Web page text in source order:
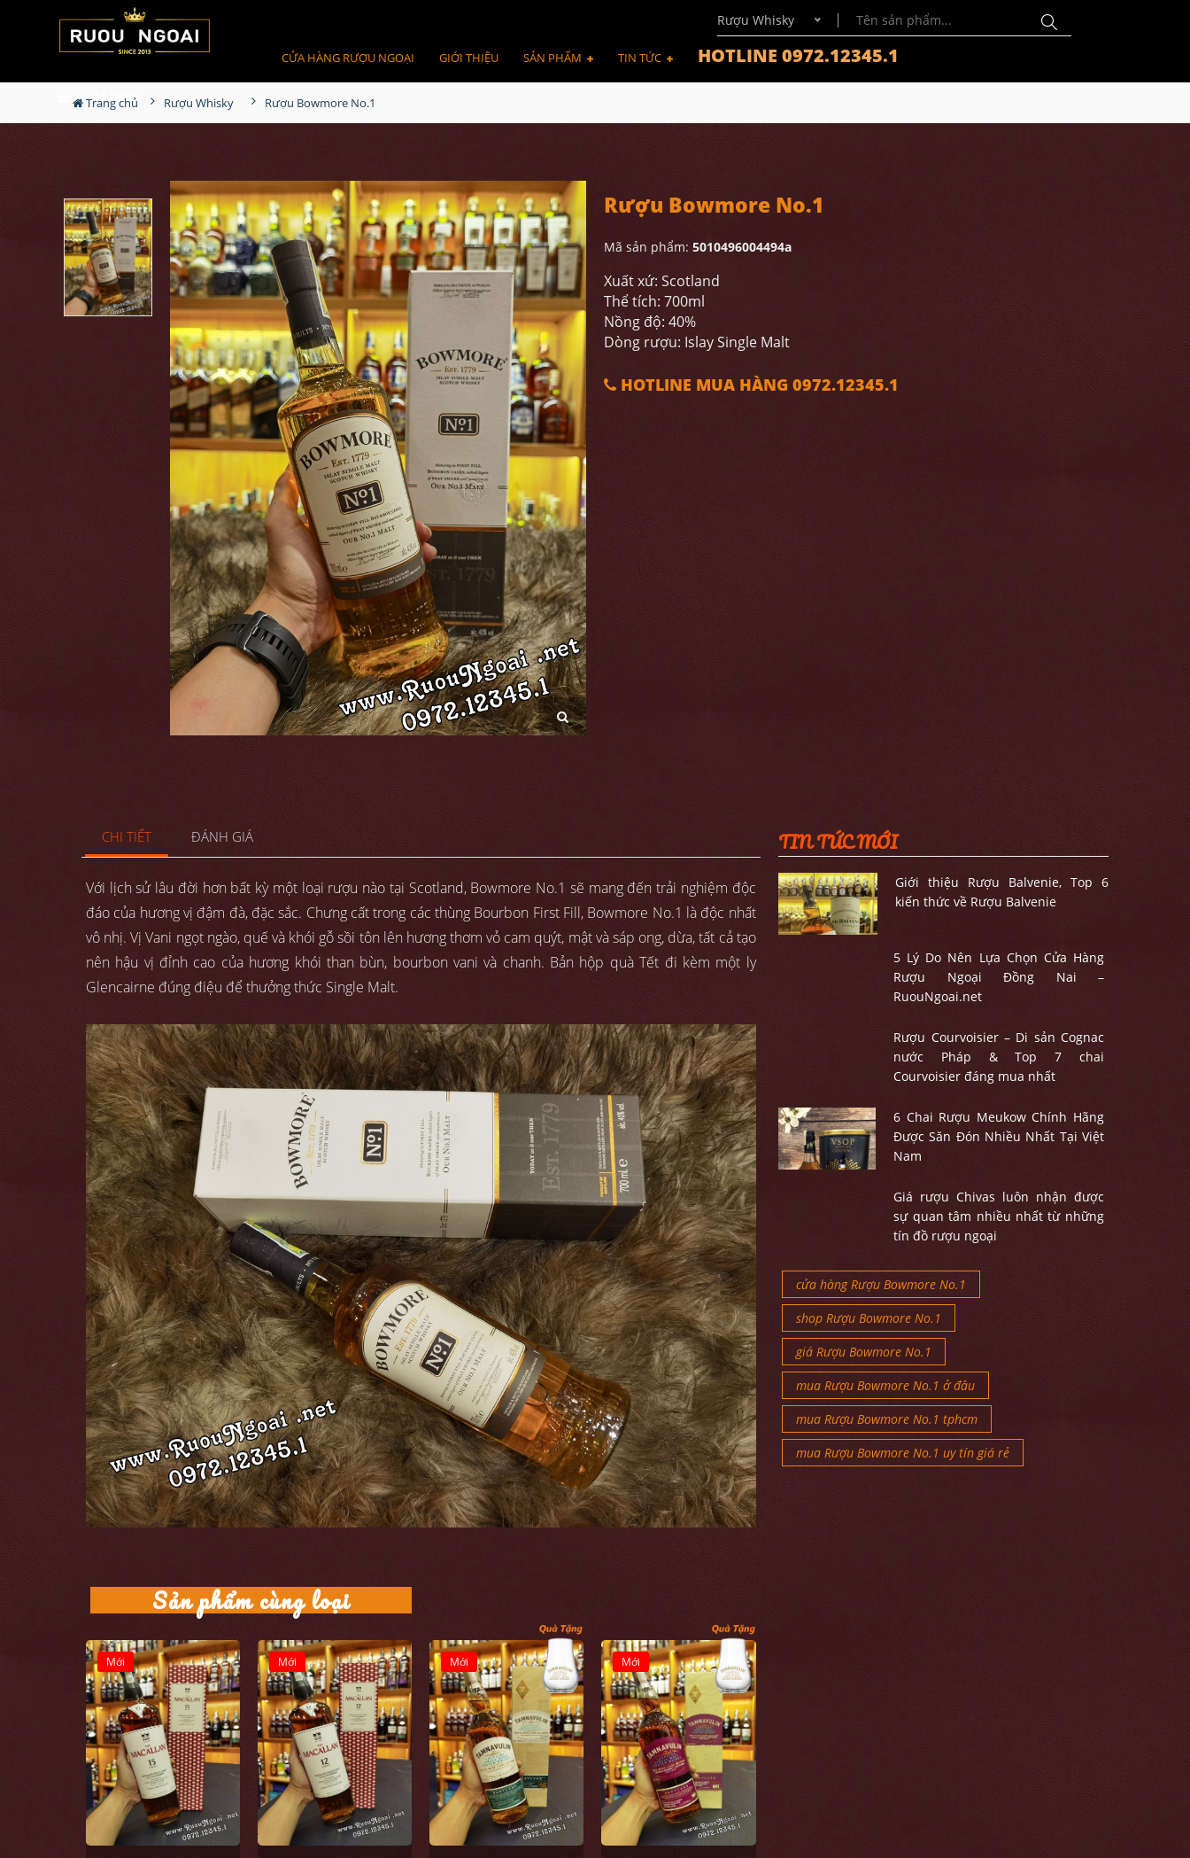
Rượu Whisky
CỬA HÀNG RƯỢU NGOẠI GIỚI THIỆU SẢN PHẨM TIN TỨC HOTLINE 0972.12345.1
0 Giỏ hàng
Trang chủ Rượu Whisky Rượu Bowmore No.1
Rượu Bowmore No.1
Mã sản phẩm: 5010496004494a
Xuất xứ: Scotland
Thể tích: 700ml
Nồng độ: 40%
Dòng rượu: Islay Single Malt
HOTLINE MUA HÀNG 0972.12345.1
CHI TIẾT ĐÁNH GIÁ
Với lịch sử lâu đời hơn bất kỳ một loại rượu nào tại Scotland, Bowmore No.1 sẽ mang đến trải nghiệm độc
đáo của hương vị đậm đà, đặc sắc. Chưng cất trong các thùng Bourbon First Fill, Bowmore No.1 là độc nhất
vô nhị. Vị Vani ngọt ngào, quế và khói gỗ sồi tôn lên hương thơm vỏ cam quýt, mật và sáp ong, dừa, tất cả tạo
nên hậu vị đỉnh cao của hương khói than bùn, bourbon vani và chanh. Bản hộp quà Tết đi kèm một ly
Glencairne đúng điệu để thưởng thức Single Malt.
Sản phẩm cùng loại
Mới Mới Mới Mới
TIN TỨC MỚI
Giới thiệu Rượu Balvenie, Top 6
kiến thức về Rượu Balvenie
5 Lý Do Nên Lựa Chọn Cửa Hàng
Rượu Ngoại Đồng Nai –
RuouNgoai.net
Rượu Courvoisier – Di sản Cognac
nước Pháp & Top 7 chai
Courvoisier đáng mua nhất
6 Chai Rượu Meukow Chính Hãng
Được Săn Đón Nhiều Nhất Tại Việt
Nam
Giá rượu Chivas luôn nhận được
sự quan tâm nhiều nhất từ những
tín đồ rượu ngoại
cửa hàng Rượu Bowmore No.1
shop Rượu Bowmore No.1
giá Rượu Bowmore No.1
mua Rượu Bowmore No.1 ở đâu
mua Rượu Bowmore No.1 tphcm
mua Rượu Bowmore No.1 uy tín giá rẻ